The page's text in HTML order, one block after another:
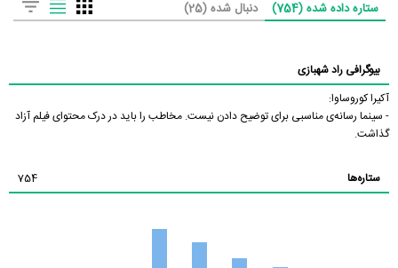
ستاره داده شده (754) دنبال شده (25)
بیوگرافی راد شهبازی
آکیرا کوروساوا:
- سینما رسانه‌ی مناسبی برای توضیح دادن نیست. مخاطب را باید در درک محتوای فیلم آزاد
گذاشت.
ستاره‌ها 754